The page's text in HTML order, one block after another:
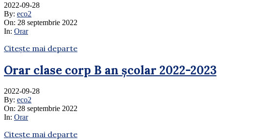
2022-09-28
By: eco2
On: 28 septembrie 2022
In: Orar
Citește mai departe
Orar clase corp B an școlar 2022-2023
2022-09-28
By: eco2
On: 28 septembrie 2022
In: Orar
Citește mai departe